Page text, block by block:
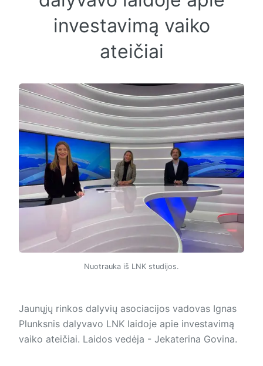
investavimą vaiko
ateičiai
Nuotrauka iš LNK studijos.
Jaunųjų rinkos dalyvių asociacijos vadovas Ignas
Plunksnis dalyvavo LNK laidoje apie investavimą
vaiko ateičiai. Laidos vedėja - Jekaterina Govina.